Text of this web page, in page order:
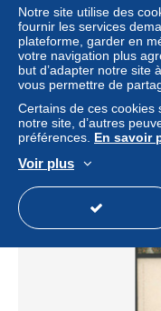
Bermuda Old
-
Statut
Notre site utilise des
fournir les services
plateforme, garder en
votre navigation plus
but d’adapter notre site
vous permettre de
Certains de ces cookies
notre site, d’autres
préférences. En savoir
Voir plus